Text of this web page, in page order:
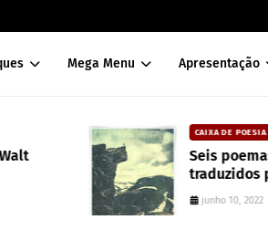
Mega Menu Apresentação
CAIXA DE POESIA
Seis
traduzidos
junho 10, 2022